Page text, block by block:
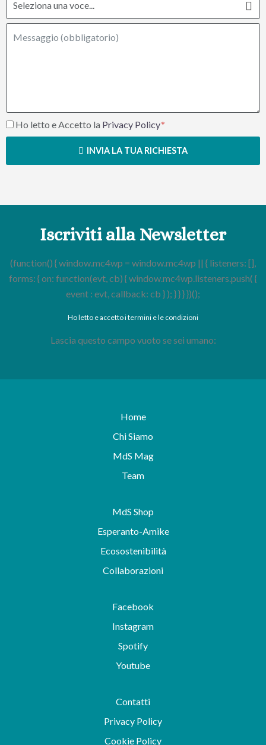
Ho letto e Accetto la Privacy Policy
INVIA LA TUA RICHIESTA
Iscriviti alla Newsletter
(function() { window.mc4wp = window.mc4wp || { listeners: [],
forms: { on: function(evt, cb) { window.mc4wp.listeners.push( {
event : evt, callback: cb } ); } } } })();
Ho letto e accetto i termini e le condizioni
Lascia questo campo vuoto se sei umano:
Home
Chi Siamo
MdS Mag
Team
MdS Shop
Esperanto-Amike
Ecosostenibilità
Collaborazioni
Facebook
Instagram
Spotify
Youtube
Contatti
Privacy Policy
Cookie Policy